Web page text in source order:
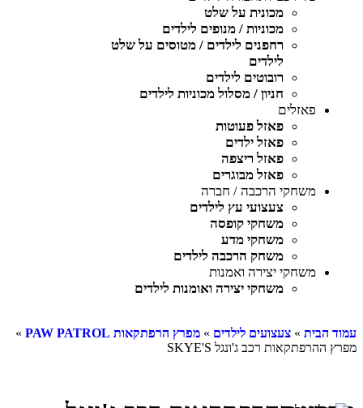
מכונית על שלט
מכוניות / מנופים לילדים
רחפנים לילדים / מטוסים על שלט
לילדים
רובוטים לילדים
חניון / מסלול מכוניות לילדים
פאזלים
פאזל פעוטות
פאזל ילדים
פאזל ריצפה
פאזל מבוגרים
משחקי הרכבה / חברה
צעצועי עץ לילדים
משחקי קופסה
משחקי מדע
משחק הרכבה לילדים
משחקי יצירה ואמנות
משחקי יצירה ואומנות לילדים
עמוד הבית » צעצועים לילדים » מפרץ הרפתקאות PAW PATROL
»
מפרץ ההרפתקאות רכב ג'ונגל SKYE'S